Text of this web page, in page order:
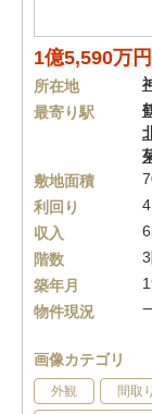
1億5,590万円
所在地
最寄り駅
敷地面積
利回り
収入
階数
築年月
物件現況
画像カテゴリ
外観 間取り